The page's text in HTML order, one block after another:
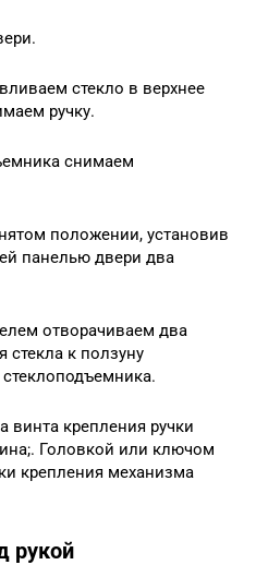
стекло в верхнее
ручку.
снимаем
положении, установив
панелью двери два
отворачиваем два
стекла к ползуну
винта крепления ручки
Головкой или ключом
крепления механизма
рукой